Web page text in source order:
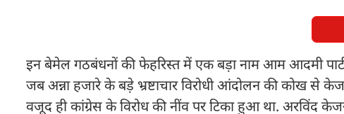
इन बेमेल गठबंधनों की फेहरिस्त में एक बड़ा नाम आम आदमी
जब अन्ना हजारे के बड़े भ्रष्टाचार विरोधी आंदोलन की कोख से
वजूद ही कांग्रेस के विरोध की नींव पर टिका हुआ था. अरविंद